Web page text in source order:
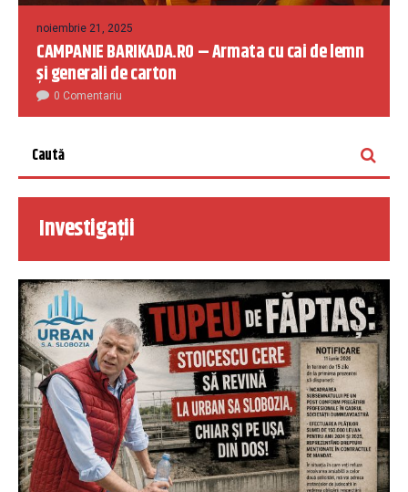
noiembrie 21, 2025
CAMPANIE BARIKADA.RO – Armata cu cai de lemn
și generali de carton
0 Comentariu
Investigații